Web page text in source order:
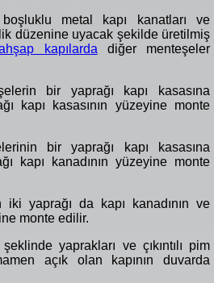
metal kapı kanatları ve
düzenine uyacak şekilde üretilmiş
kapılarda diğer menteşeler
bir yaprağı kapı kasasına
kapı kasasının yüzeyine monte
bir yaprağı kapı kasasına
kapı kanadının yüzeyine monte
iki yaprağı da kapı kanadının ve
monte edilir.
yaprakları ve çıkıntılı pim
açık olan kapının duvarda